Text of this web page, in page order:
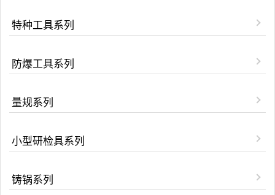
特种工具系列
防爆工具系列
量规系列
小型研检具系列
铸锅系列